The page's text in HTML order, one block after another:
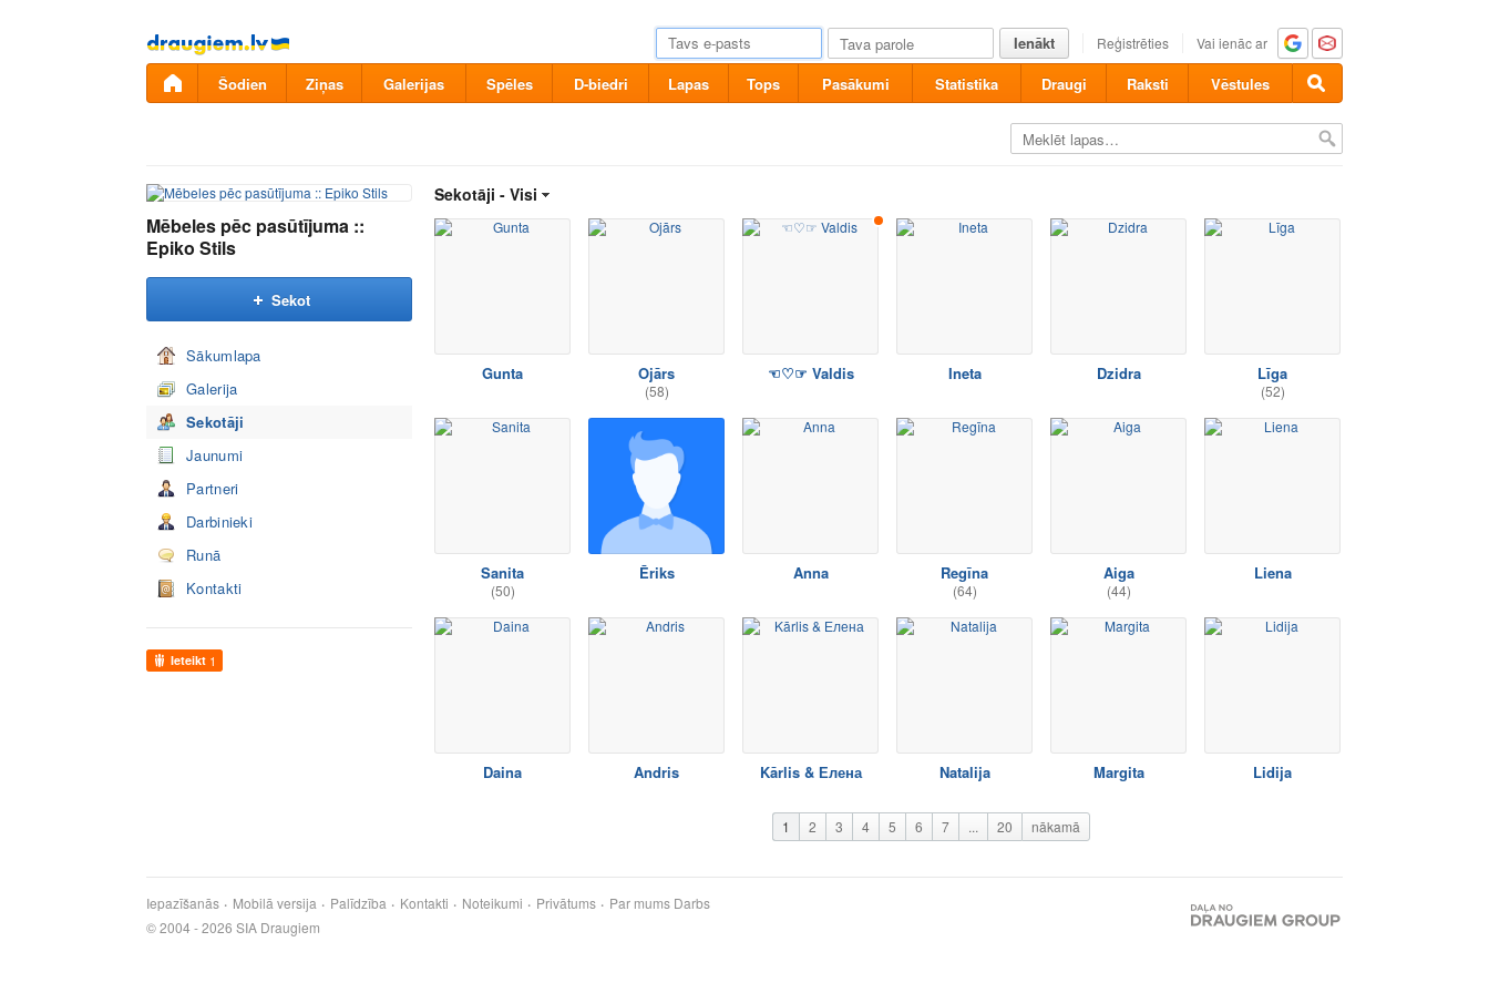
Pāriet
uz
saturu
Ienākt Reģistrēties Vai ienāc ar
Šodien Ziņas Galerijas Spēles D-biedri Lapas Tops Pasākumi Statistika Draugi Raksti Vēstules
Mēbeles pēc pasūtījuma ::
Epiko Stils
Sekot
Sākumlapa
Galerija
Sekotāji
Jaunumi
Partneri
Darbinieki
Runā
Kontakti
Ieteikt 1
Sekotāji - Visi
Gunta Ojārs
(58)
☜♡☞ Valdis Ineta Dzidra Līga
(52)
Sanita
(50)
Ēriks Anna Regīna
(64)
Aiga
(44)
Liena
Daina Andris Kārlis & Елена Natalija Margita Lidija
1 2 3 4 5 6 7 ... 20 nākamā
Iepazīšanās Mobilā versija Palīdzība Kontakti Noteikumi Privātums Par mums Darbs
© 2004 - 2026 SIA Draugiem